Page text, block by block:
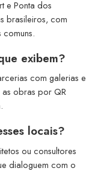
e Ponta dos
brasileiros, com
exibem?
com galerias e
as obras por QR
locais?
ou consultores
dialoguem com o